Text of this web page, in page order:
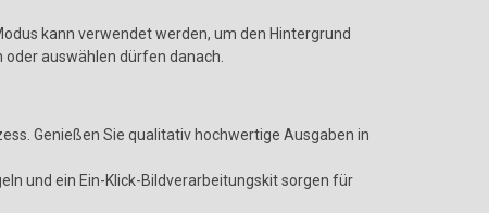
kann verwendet werden, um den Hintergrund
auswählen dürfen danach.
Genießen Sie qualitativ hochwertige Ausgaben in
und ein Ein-Klick-Bildverarbeitungskit sorgen für